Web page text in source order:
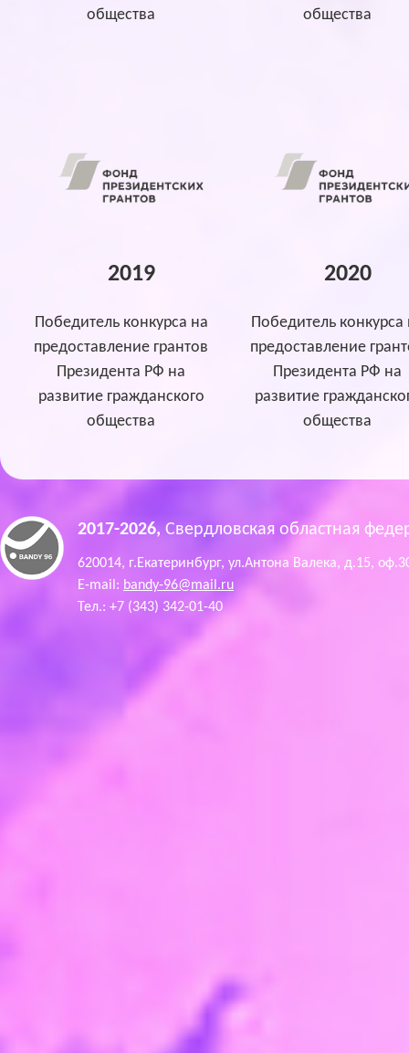
общества
общества
2019 2020
Победитель конкурса на
предоставление грантов
Президента РФ на
развитие гражданского
общества
Победитель конкурса
предоставление
Президента РФ на
развитие
общества
2017-2026, Свердловская областная
620014, г.Екатеринбург, ул.Антона Валека, д.15,
E-mail: bandy-96@mail.ru
Тел.: +7 (343) 342-01-40